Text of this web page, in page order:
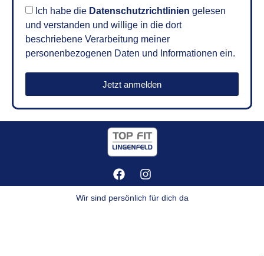
Ich habe die Datenschutzrichtlinien gelesen
und verstanden und willige in die dort
beschriebene Verarbeitung meiner
personenbezogenen Daten und Informationen ein.
Jetzt anmelden
Wir sind persönlich für dich da